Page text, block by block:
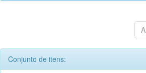
Conjunto de itens: